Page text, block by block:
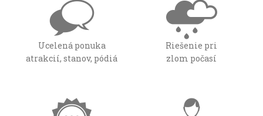
Ucelená ponuka
atrakcií, stanov, pódiá
Riešenie pri
zlom počasí